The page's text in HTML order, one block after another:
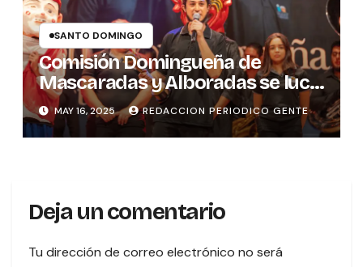
SANTO DOMINGO
Comisión Domingueña de
Mascaradas y Alboradas se luce
con premio cultural
MAY 16, 2025 REDACCION PERIODICO GENTE
Deja un comentario
Tu dirección de correo electrónico no será